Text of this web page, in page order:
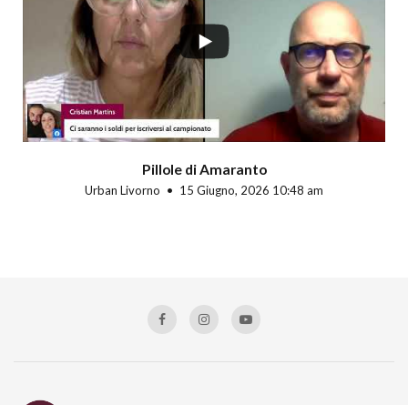
Pillole di Amaranto
Urban Livorno 15 Giugno, 2026 10:48 am